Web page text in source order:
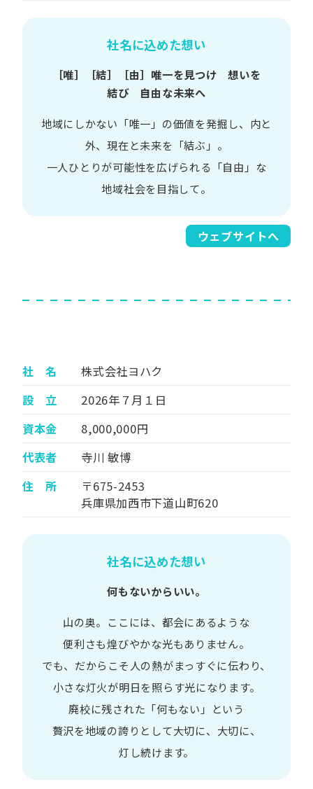
社名に込めた想い
［唯］​［結］​［由］ 唯一を​見つけ 想いを​
結び 自由な​未来へ
地域に​しかない​「唯一」の​価値を​発掘し、 内と​
外、​現在と​未来を​「結ぶ」。
一人​ひとりが​可能性を​広げられる 「自由」な​
地域社会を​目指して。​
ウェブサイトへ
社 名
株式会社ヨハク
設 立
2026年７月１日
資本金
8,000,000円
代表者
寺川 敏博
住 所
〒675-2453
兵庫県加西市下道山町620
社名に込めた想い
何もないからいい。
山の​奥。​ここには、​都会に​あるような​
便利さも煌びやかな​光も​ありません。​
でも、​だから​こそ 人の​熱が​まっすぐに​伝わり、
小さな​灯火が​明日を​照らす光に​なります。
廃校に​残された​「何も​ない」と​いう​
贅沢を地域の​誇りと​して大切に、​大切に、​
灯し続けます。​